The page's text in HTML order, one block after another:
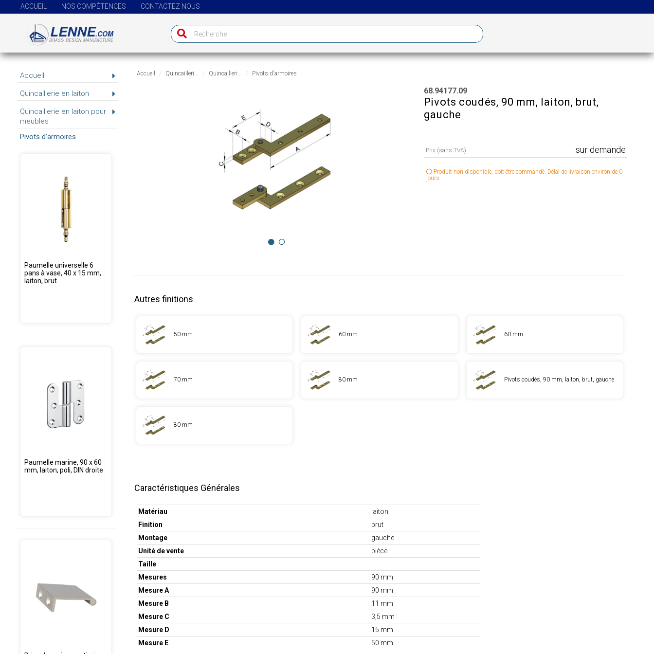
ACCUEIL NOS COMPÉTENCES CONTACTEZ NOUS
Accueil
Quincaillerie en laiton
Quincaillerie en laiton pour
meubles
Pivots d'armoires
Paumelle universelle 6
pans à vase, 40 x 15 mm,
laiton, brut
Paumelle marine, 90 x 60
mm, laiton, poli, DIN droite
Accueil Quincailleri... Quincailleri... Pivots d'armoires
68.94177.09
Pivots coudés, 90 mm, laiton, brut,
gauche
Prix (sans TVA) sur demande
Produit non disponible, doit être commandé. Délai de livraison environ de 0
jours.
Autres finitions
50 mm 60 mm 60 mm
70 mm 80 mm Pivots coudés, 90 mm, laiton, brut, gauche
80 mm
Caractéristiques Générales
Matériau
laiton
Finition
brut
Montage
gauche
Unité de vente
pièce
Taille
Mesures
90 mm
Mesure A
90 mm
Mesure B
11 mm
Mesure C
3,5 mm
Mesure D
15 mm
Mesure E
50 mm